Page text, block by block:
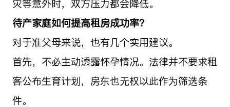
灾等意外时，双方压力都会降低。
待产家庭如何提高租房成功率？
对于准父母来说，也有几个实用建议。
首先，不必主动透露怀孕情况。法律并不要求租
客公布生育计划，房东也无权以此作为筛选条
件。